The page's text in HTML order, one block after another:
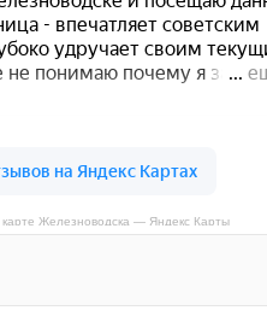
карте Железноводска — Яндекс Карты